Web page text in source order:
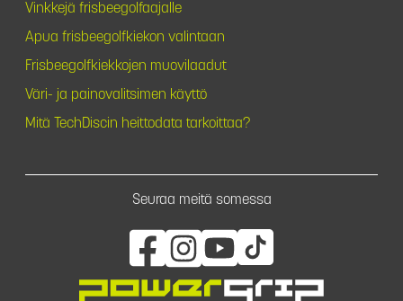
Vinkkejä frisbeegolfaajalle
Apua frisbeegolfkiekon valintaan
Frisbeegolfkiekkojen muovilaadut
Väri- ja painovalitsimen käyttö
Mitä TechDiscin heittodata tarkoittaa?
Seuraa meitä somessa